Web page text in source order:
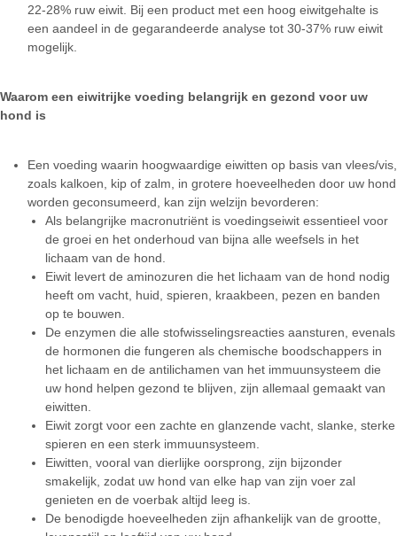
22-28% ruw eiwit. Bij een product met een hoog eiwitgehalte is
een aandeel in de gegarandeerde analyse tot 30-37% ruw eiwit
mogelijk.
Waarom een eiwitrijke voeding belangrijk en gezond voor uw
hond is
Een voeding waarin hoogwaardige eiwitten op basis van vlees/vis,
zoals kalkoen, kip of zalm, in grotere hoeveelheden door uw hond
worden geconsumeerd, kan zijn welzijn bevorderen:
Als belangrijke macronutriënt is voedingseiwit essentieel voor
de groei en het onderhoud van bijna alle weefsels in het
lichaam van de hond.
Eiwit levert de aminozuren die het lichaam van de hond nodig
heeft om vacht, huid, spieren, kraakbeen, pezen en banden
op te bouwen.
De enzymen die alle stofwisselingsreacties aansturen, evenals
de hormonen die fungeren als chemische boodschappers in
het lichaam en de antilichamen van het immuunsysteem die
uw hond helpen gezond te blijven, zijn allemaal gemaakt van
eiwitten.
Eiwit zorgt voor een zachte en glanzende vacht, slanke, sterke
spieren en een sterk immuunsysteem.
Eiwitten, vooral van dierlijke oorsprong, zijn bijzonder
smakelijk, zodat uw hond van elke hap van zijn voer zal
genieten en de voerbak altijd leeg is.
De benodigde hoeveelheden zijn afhankelijk van de grootte,